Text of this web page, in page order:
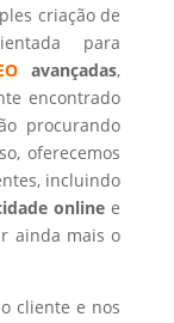
criação de
para
avançadas,
encontrado
procurando
oferecemos
incluindo
online e
ainda mais o
cliente e nos